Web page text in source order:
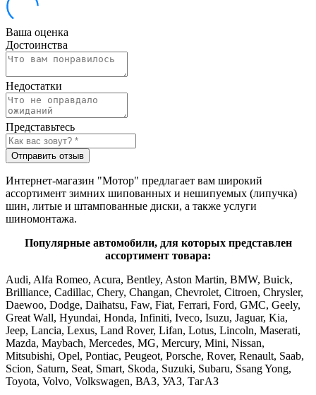
Ваша оценка
Достоинства
Недостатки
Представьтесь
Отправить отзыв
Интернет-магазин "Мотор" предлагает вам широкий
ассортимент зимних шипованных и нешипуемых (липучка)
шин, литые и штампованные диски, а также услуги
шиномонтажа.
Популярные автомобили, для которых представлен
ассортимент товара:
Audi, Alfa Romeo, Acura, Bentley, Aston Martin, BMW, Buick,
Brilliance, Cadillac, Chery, Changan, Chevrolet, Citroen, Chrysler,
Daewoo, Dodge, Daihatsu, Faw, Fiat, Ferrari, Ford, GMC, Geely,
Great Wall, Hyundai, Honda, Infiniti, Iveco, Isuzu, Jaguar, Kia,
Jeep, Lancia, Lexus, Land Rover, Lifan, Lotus, Lincoln, Maserati,
Mazda, Maybach, Mercedes, MG, Mercury, Mini, Nissan,
Mitsubishi, Opel, Pontiac, Peugeot, Porsche, Rover, Renault, Saab,
Scion, Saturn, Seat, Smart, Skoda, Suzuki, Subaru, Ssang Yong,
Toyota, Volvo, Volkswagen, ВАЗ, УАЗ, ТагАЗ